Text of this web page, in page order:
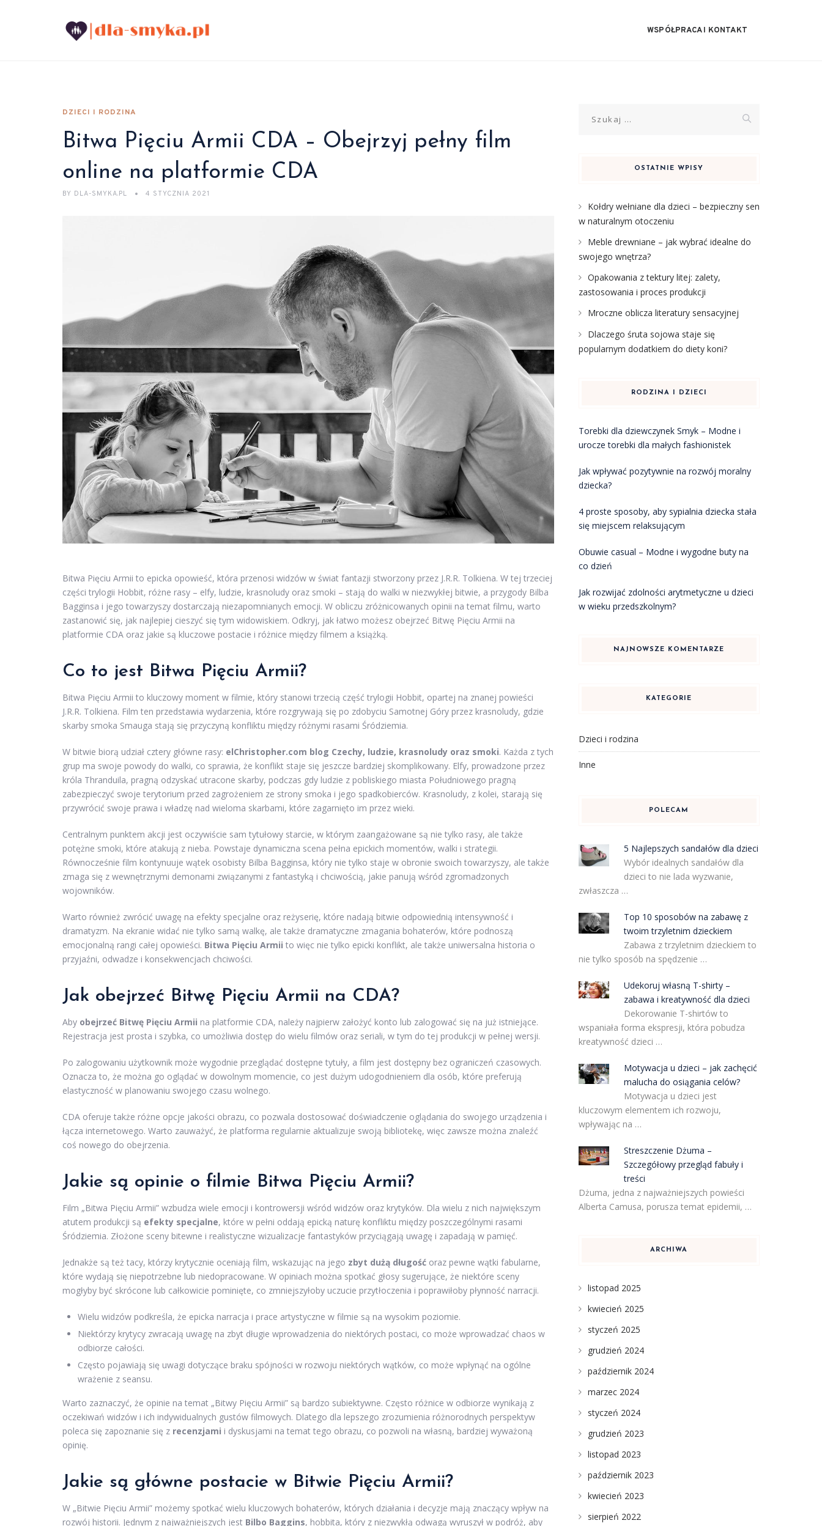
WSPÓŁPRACA I KONTAKT
DZIECI I RODZINA
Bitwa Pięciu Armii CDA – Obejrzyj pełny film
online na platformie CDA
BY DLA-SMYKA.PL 4 STYCZNIA 2021
Bitwa Pięciu Armii to epicka opowieść, która przenosi widzów w świat fantazji stworzony przez J.R.R. Tolkiena. W tej trzeciej
części trylogii Hobbit, różne rasy – elfy, ludzie, krasnoludy oraz smoki – stają do walki w niezwykłej bitwie, a przygody Bilba
Bagginsa i jego towarzyszy dostarczają niezapomnianych emocji. W obliczu zróżnicowanych opinii na temat filmu, warto
zastanowić się, jak najlepiej cieszyć się tym widowiskiem. Odkryj, jak łatwo możesz obejrzeć Bitwę Pięciu Armii na
platformie CDA oraz jakie są kluczowe postacie i różnice między filmem a książką.
Co to jest Bitwa Pięciu Armii?
Bitwa Pięciu Armii to kluczowy moment w filmie, który stanowi trzecią część trylogii Hobbit, opartej na znanej powieści
J.R.R. Tolkiena. Film ten przedstawia wydarzenia, które rozgrywają się po zdobyciu Samotnej Góry przez krasnoludy, gdzie
skarby smoka Smauga stają się przyczyną konfliktu między różnymi rasami Śródziemia.
W bitwie biorą udział cztery główne rasy: elChristopher.com blog Czechy, ludzie, krasnoludy oraz smoki. Każda z tych
grup ma swoje powody do walki, co sprawia, że konflikt staje się jeszcze bardziej skomplikowany. Elfy, prowadzone przez
króla Thranduila, pragną odzyskać utracone skarby, podczas gdy ludzie z pobliskiego miasta Południowego pragną
zabezpieczyć swoje terytorium przed zagrożeniem ze strony smoka i jego spadkobierców. Krasnoludy, z kolei, starają się
przywrócić swoje prawa i władzę nad wieloma skarbami, które zagarnięto im przez wieki.
Centralnym punktem akcji jest oczywiście sam tytułowy starcie, w którym zaangażowane są nie tylko rasy, ale także
potężne smoki, które atakują z nieba. Powstaje dynamiczna scena pełna epickich momentów, walki i strategii.
Równocześnie film kontynuuje wątek osobisty Bilba Bagginsa, który nie tylko staje w obronie swoich towarzyszy, ale także
zmaga się z wewnętrznymi demonami związanymi z fantastyką i chciwością, jakie panują wśród zgromadzonych
wojowników.
Warto również zwrócić uwagę na efekty specjalne oraz reżyserię, które nadają bitwie odpowiednią intensywność i
dramatyzm. Na ekranie widać nie tylko samą walkę, ale także dramatyczne zmagania bohaterów, które podnoszą
emocjonalną rangi całej opowieści. Bitwa Pięciu Armii to więc nie tylko epicki konflikt, ale także uniwersalna historia o
przyjaźni, odwadze i konsekwencjach chciwości.
Jak obejrzeć Bitwę Pięciu Armii na CDA?
Aby obejrzeć Bitwę Pięciu Armii na platformie CDA, należy najpierw założyć konto lub zalogować się na już istniejące.
Rejestracja jest prosta i szybka, co umożliwia dostęp do wielu filmów oraz seriali, w tym do tej produkcji w pełnej wersji.
Po zalogowaniu użytkownik może wygodnie przeglądać dostępne tytuły, a film jest dostępny bez ograniczeń czasowych.
Oznacza to, że można go oglądać w dowolnym momencie, co jest dużym udogodnieniem dla osób, które preferują
elastyczność w planowaniu swojego czasu wolnego.
CDA oferuje także różne opcje jakości obrazu, co pozwala dostosować doświadczenie oglądania do swojego urządzenia i
łącza internetowego. Warto zauważyć, że platforma regularnie aktualizuje swoją bibliotekę, więc zawsze można znaleźć
coś nowego do obejrzenia.
Jakie są opinie o filmie Bitwa Pięciu Armii?
Film „Bitwa Pięciu Armii” wzbudza wiele emocji i kontrowersji wśród widzów oraz krytyków. Dla wielu z nich największym
atutem produkcji są efekty specjalne, które w pełni oddają epicką naturę konfliktu między poszczególnymi rasami
Śródziemia. Złożone sceny bitewne i realistyczne wizualizacje fantastyków przyciągają uwagę i zapadają w pamięć.
Jednakże są też tacy, którzy krytycznie oceniają film, wskazując na jego zbyt dużą długość oraz pewne wątki fabularne,
które wydają się niepotrzebne lub niedopracowane. W opiniach można spotkać głosy sugerujące, że niektóre sceny
mogłyby być skrócone lub całkowicie pominięte, co zmniejszyłoby uczucie przytłoczenia i poprawiłoby płynność narracji.
Wielu widzów podkreśla, że epicka narracja i prace artystyczne w filmie są na wysokim poziomie.
Niektórzy krytycy zwracają uwagę na zbyt długie wprowadzenia do niektórych postaci, co może wprowadzać chaos w
odbiorze całości.
Często pojawiają się uwagi dotyczące braku spójności w rozwoju niektórych wątków, co może wpłynąć na ogólne
wrażenie z seansu.
Warto zaznaczyć, że opinie na temat „Bitwy Pięciu Armii” są bardzo subiektywne. Często różnice w odbiorze wynikają z
oczekiwań widzów i ich indywidualnych gustów filmowych. Dlatego dla lepszego zrozumienia różnorodnych perspektyw
poleca się zapoznanie się z recenzjami i dyskusjami na temat tego obrazu, co pozwoli na własną, bardziej wyważoną
opinię.
Jakie są główne postacie w Bitwie Pięciu Armii?
W „Bitwie Pięciu Armii” możemy spotkać wielu kluczowych bohaterów, których działania i decyzje mają znaczący wpływ na
rozwój historii. Jednym z najważniejszych jest Bilbo Baggins, hobbita, który z niezwykłą odwagą wyruszył w podróż, aby
OSTATNIE WPISY
Kołdry wełniane dla dzieci – bezpieczny sen
w naturalnym otoczeniu
Meble drewniane – jak wybrać idealne do
swojego wnętrza?
Opakowania z tektury litej: zalety,
zastosowania i proces produkcji
Mroczne oblicza literatury sensacyjnej
Dlaczego śruta sojowa staje się
popularnym dodatkiem do diety koni?
RODZINA I DZIECI
Torebki dla dziewczynek Smyk – Modne i
urocze torebki dla małych fashionistek
Jak wpływać pozytywnie na rozwój moralny
dziecka?
4 proste sposoby, aby sypialnia dziecka stała
się miejscem relaksującym
Obuwie casual – Modne i wygodne buty na
co dzień
Jak rozwijać zdolności arytmetyczne u dzieci
w wieku przedszkolnym?
NAJNOWSZE KOMENTARZE
KATEGORIE
Dzieci i rodzina
Inne
POLECAM
5 Najlepszych sandałów dla dzieci
Wybór idealnych sandałów dla
dzieci to nie lada wyzwanie,
zwłaszcza …
Top 10 sposobów na zabawę z
twoim trzyletnim dzieckiem
Zabawa z trzyletnim dzieckiem to
nie tylko sposób na spędzenie …
Udekoruj własną T-shirty –
zabawa i kreatywność dla dzieci
Dekorowanie T-shirtów to
wspaniała forma ekspresji, która pobudza
kreatywność dzieci …
Motywacja u dzieci – jak zachęcić
malucha do osiągania celów?
Motywacja u dzieci jest
kluczowym elementem ich rozwoju,
wpływając na …
Streszczenie Dżuma –
Szczegółowy przegląd fabuły i
treści
Dżuma, jedna z najważniejszych powieści
Alberta Camusa, porusza temat epidemii, …
ARCHIWA
listopad 2025
kwiecień 2025
styczeń 2025
grudzień 2024
październik 2024
marzec 2024
styczeń 2024
grudzień 2023
listopad 2023
październik 2023
kwiecień 2023
sierpień 2022